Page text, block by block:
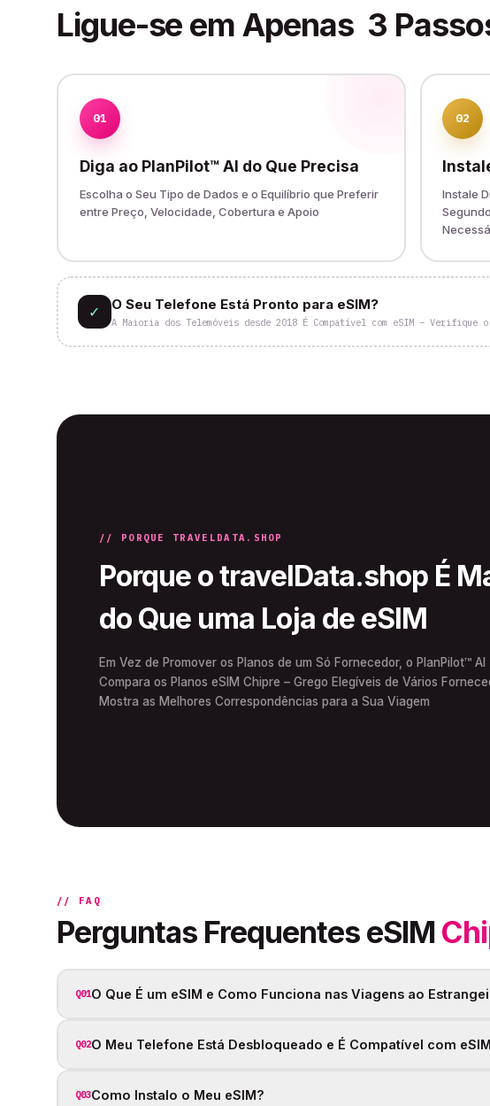
Ligue-se em Apenas 3
01
Diga ao PlanPilot™ AI do Que Precisa
Escolha o Seu Tipo de Dados e o Equilíbrio que Preferir
entre Preço, Velocidade, Cobertura e Apoio
02
Instale
✓ O Seu Telefone Está Pronto para eSIM?
A Maioria dos Telemóveis desde 2018 É Compatível com eSIM – Verifique o
// PORQUE TRAVELDATA.SHOP
Porque o travelData.shop É
do Que uma Loja de eSIM
Em Vez de Promover os Planos de um Só Fornecedor, o PlanPilot™ AI
Compara os Planos eSIM Chipre – Grego Elegíveis de Vários
Mostra as Melhores Correspondências para a Sua Viagem
// FAQ
Perguntas Frequentes eSIM
Q01O Que É um eSIM e Como Funciona nas Viagens ao
Q02O Meu Telefone Está Desbloqueado e É Compatível com
Q03Como Instalo o Meu eSIM?